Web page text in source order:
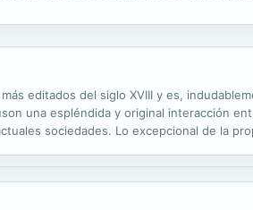
editados del siglo XVIII y es,
una espléndida y original interacción
sociedades. Lo excepcional de la